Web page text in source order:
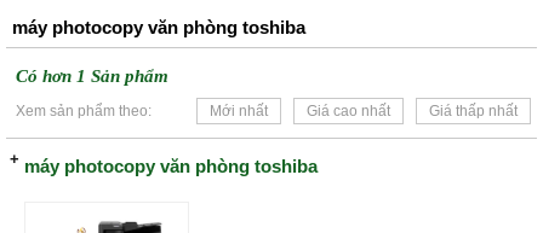
máy photocopy văn phòng toshiba
Có hơn 1 Sản phẩm
Xem sản phẩm theo: Mới nhất Giá cao nhất Giá thấp nhất
máy photocopy văn phòng toshiba